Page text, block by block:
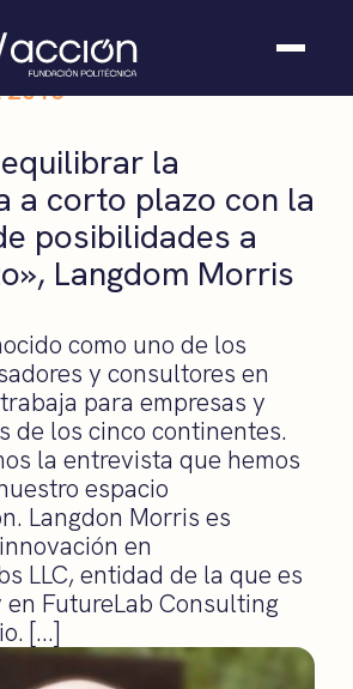
Somos fundación
Casos de éxito
Hackathones
El club
Modo On
Contacto
2015
la
a corto plazo con la
posibilidades a
Langdom Morris
como uno de los
y consultores en
para empresas y
de los cinco continentes.
la entrevista que hemos
espacio
Langdon Morris es
en
LLC, entidad de la que es
FutureLab Consulting
[…]